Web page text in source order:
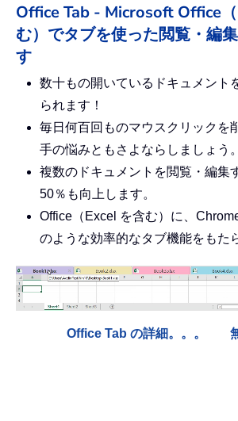
Office Tab - Microsoft Office
む）でタブを使った閲覧・編
す
数十もの開いているドキュメント
られます！
毎日何百回ものマウスクリックを
手の悩みともさよならしましょう。
複数のドキュメントを閲覧・編集
50％も向上します。
Office（Excel を含む）に、
のような効率的なタブ機能をもた
Office Tab の詳細。。。